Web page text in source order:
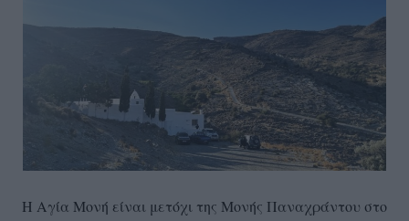
Η Αγία Μονή είναι μετόχι της Μονής Παναχράντου στο